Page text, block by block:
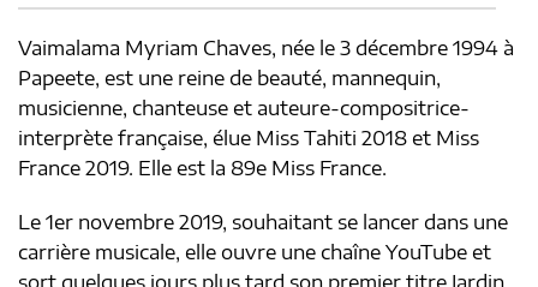
Vaimalama Myriam Chaves, née le 3 décembre 1994 à
Papeete, est une reine de beauté, mannequin,
musicienne, chanteuse et auteure-compositrice-
interprète française, élue Miss Tahiti 2018 et Miss
France 2019. Elle est la 89e Miss France.
Le 1er novembre 2019, souhaitant se lancer dans une
carrière musicale, elle ouvre une chaîne YouTube et
sort quelques jours plus tard son premier titre Jardin